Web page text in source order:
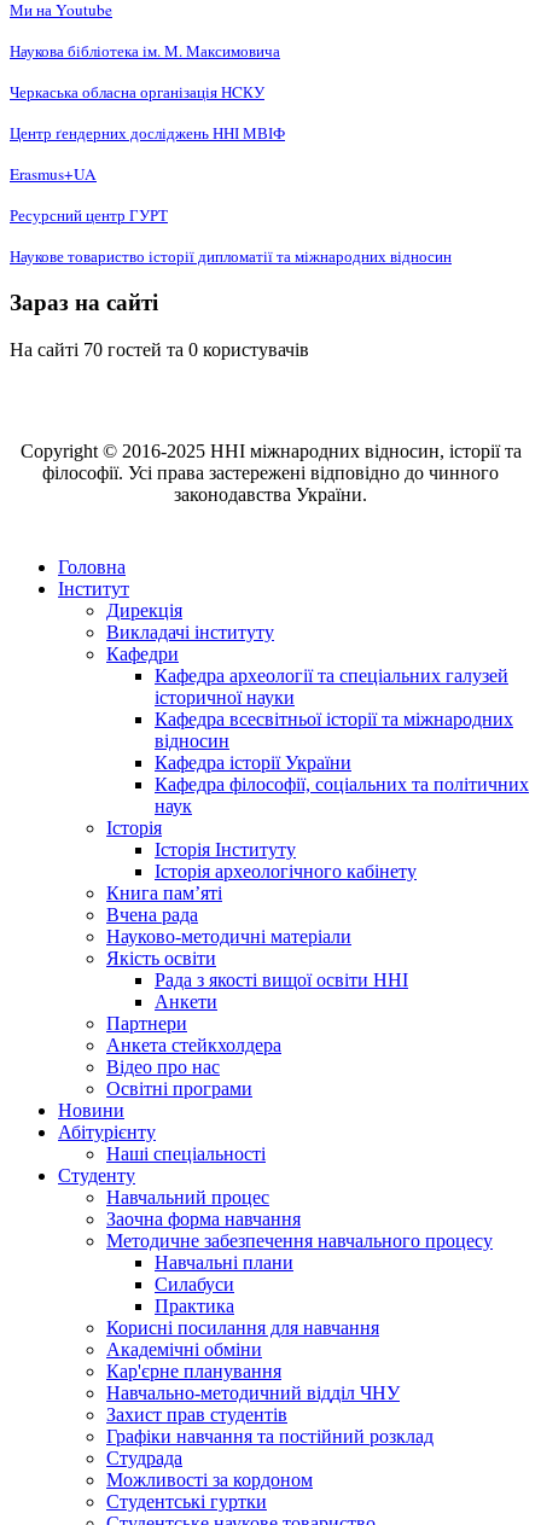
Ми на Youtube
Наукова бібліотека ім. М. Максимовича
Черкаська обласна організація НCКУ
Центр ґендерних досліджень ННІ МВІФ
Erasmus+UA
Ресурсний центр ГУРТ
Наукове товариство історії дипломатії та міжнародних відносин
Зараз на сайті
На сайті 70 гостей та 0 користувачів
Copyright © 2016-2025 ННІ міжнародних відносин, історії та
філософії. Усі права застережені відповідно до чинного
законодавства України.
Головна
Інститут
Дирекція
Викладачі інституту
Кафедри
Кафедра археології та спеціальних галузей
історичної науки
Кафедра всесвітньої історії та міжнародних
відносин
Кафедра історії України
Кафедра філософії, соціальних та політичних
наук
Історія
Історія Інституту
Історія археологічного кабінету
Книга памʼяті
Вчена рада
Науково-методичні матеріали
Якість освіти
Рада з якості вищої освіти ННІ
Анкети
Партнери
Анкета стейкхолдера
Відео про нас
Освітні програми
Hовини
Абітурієнту
Наші спеціальності
Студенту
Навчальний процес
Заочна форма навчання
Методичне забезпечення навчального процесу
Навчальні плани
Силабуси
Практика
Корисні посилання для навчання
Академічні обміни
Кар'єрне планування
Навчально-методичний відділ ЧНУ
Захист прав студентів
Графіки навчання та постійний розклад
Студрада
Можливості за кордоном
Студентські гуртки